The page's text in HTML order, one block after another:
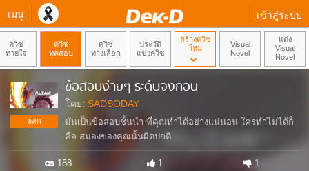
เมนู เข้าสู่ระบบ
ควิซ
ทายใจ
ควิซ
ทดสอบ
ควิซ
ทางเลือก
ประวัติ
แข่งควิซ
สร้างควิซ
ใหม่
Visual
Novel
แต่ง
Visual
Novel
ตลก
ข้อสอบง่ายๆ ระดับจงกอน
โดย: SADSODAY
มันเป็นข้อสอบชั้นนำ ที่คุณทำได้อย่างแน่นอน ใครทำไม่ได้ก็
คือ สมองของคุณนั้นผิดปกติ
188 1 1